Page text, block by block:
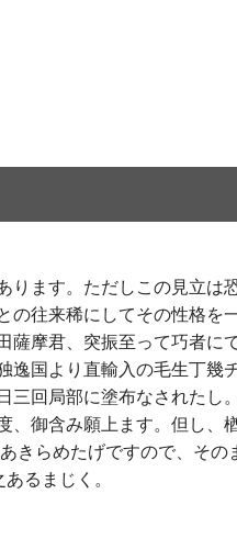
ます。ただしこの見立は
往来稀にしてその性格を
摩君、突振至って巧者に
国より直輸入の毛生丁幾
回局部に塗布なされたし
御含み願上ます。但し、
きらめたげですので、そ
るまじく。